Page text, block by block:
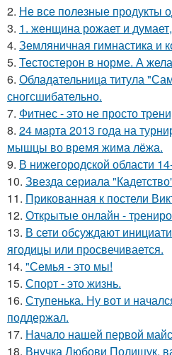
2. Не все полезные продукты
3. 1. женщина рожает и
4. Земляничная гимнастика и
5. Тестостерон в норме. А
6. Обладательница титула
сногсшибательно.
7. Фитнес - это не просто
8. 24 марта 2013 года на
мышцы во время жима лёжа.
9. В нижегородской области
10. Звезда сериала
11. Прикованная к постели
12. Открытые онлайн -
13. В сети обсуждают
ягодицы или просвечивается.
14. "Семья - это мы!
15. Спорт - это жизнь.
16. Ступенька. Ну вот и
поддержал.
17. Начало нашей первой
18. Внучка Любови Полищук,